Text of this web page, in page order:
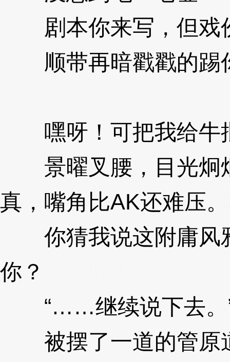
剧本你来写，但戏
顺带再暗戳戳的踢
嘿呀！可把我给牛
景曜叉腰，目光炯
真，嘴角比AK还难压。
你猜我说这附庸风
你？
“……继续说下去。
被摆了一道的管原